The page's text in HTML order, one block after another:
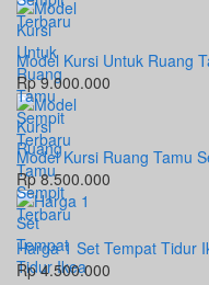
Model Kursi Untuk Ruang
Rp 9.000.000
Model Kursi Ruang Tamu
Rp 8.500.000
Harga 1 Set Tempat Tidur
Rp 4.500.000